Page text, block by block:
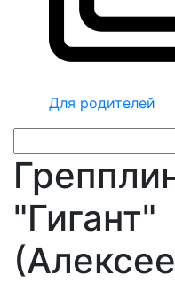
Для родителей
"Гигант"